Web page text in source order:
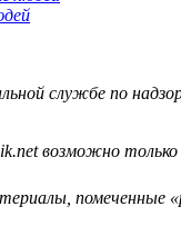
службе по
возможно только
помеченные